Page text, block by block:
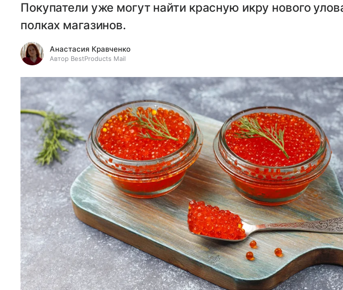
Покупатели уже могут найти красную икру нового
полках магазинов.
Анастасия Кравченко
Автор BestProducts Mail